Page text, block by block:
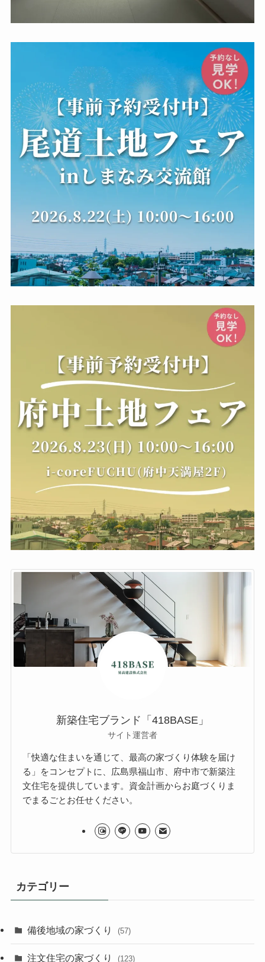
新築住宅ブランド「418BASE」
サイト運営者
「快適な住まいを通じて、最高の家づくり体験を届け
る」をコンセプトに、広島県福山市、府中市で新築注
文住宅を提供しています。資金計画からお庭づくりま
でまるごとお任せください。
カテゴリー
備後地域の家づくり (57)
注文住宅の家づくり (123)